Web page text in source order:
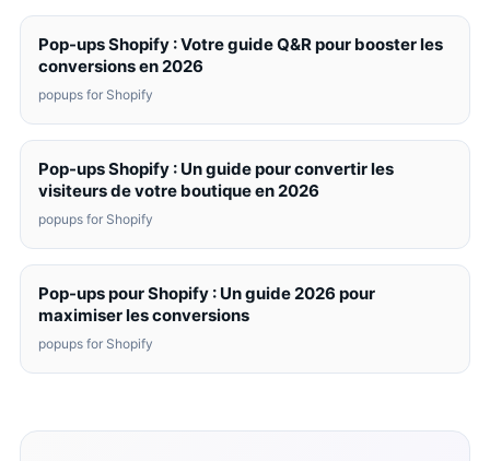
Pop-ups Shopify : Votre guide Q&R pour booster les
conversions en 2026
popups for Shopify
Pop-ups Shopify : Un guide pour convertir les
visiteurs de votre boutique en 2026
popups for Shopify
Pop-ups pour Shopify : Un guide 2026 pour
maximiser les conversions
popups for Shopify